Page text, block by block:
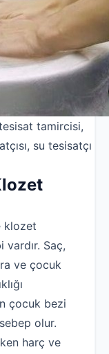
tamircisi,
su tesisatçı
klozet
vardır. Saç,
ve çocuk
çocuk bezi
olur.
harç ve